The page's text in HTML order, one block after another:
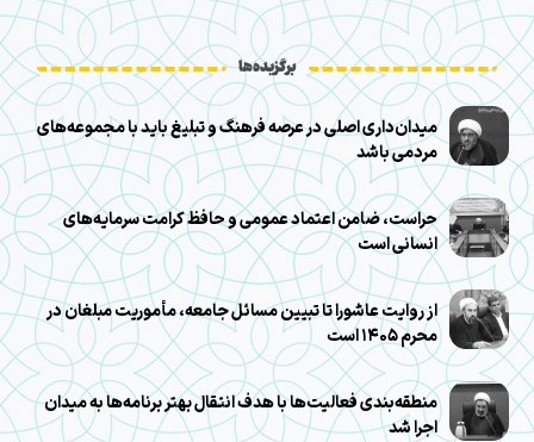
برگزیده‌ها
میدان‌داری اصلی در عرصه فرهنگ و تبلیغ باید با مجموعه‌های
مردمی باشد
حراست، ضامن اعتماد عمومی و حافظ کرامت سرمایه‌های
انسانی است
از روایت عاشورا تا تبیین مسائل جامعه، مأموریت مبلغان در
محرم ۱۴۰۵ است
منطقه‌بندی فعالیت‌ها با هدف انتقال بهتر برنامه‌ها به میدان
اجرا شد